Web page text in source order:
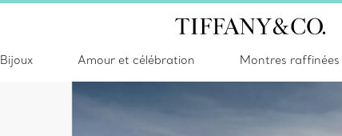
Bijoux Amour et célébration Montres raffinées